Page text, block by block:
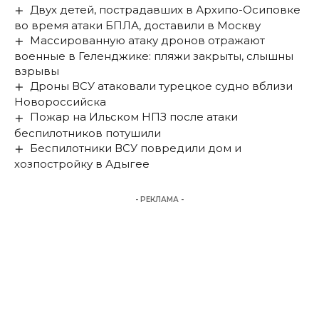
Двух детей, пострадавших в Архипо-Осиповке
во время атаки БПЛА, доставили в Москву
Массированную атаку дронов отражают
военные в Геленджике: пляжи закрыты, слышны
взрывы
Дроны ВСУ атаковали турецкое судно вблизи
Новороссийска
Пожар на Ильском НПЗ после атаки
беспилотников потушили
Беспилотники ВСУ повредили дом и
хозпостройку в Адыгее
- РЕКЛАМА -